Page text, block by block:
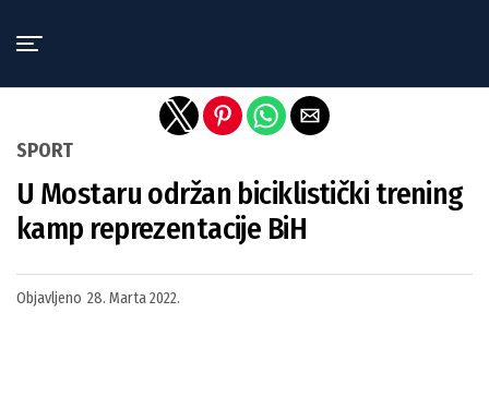
SPORT
U Mostaru održan biciklistički trening
kamp reprezentacije BiH
Objavljeno 28. Marta 2022.